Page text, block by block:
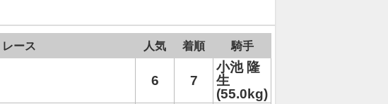
レース 人気 着順 騎手
6 7
小池 隆
生
(55.0kg)